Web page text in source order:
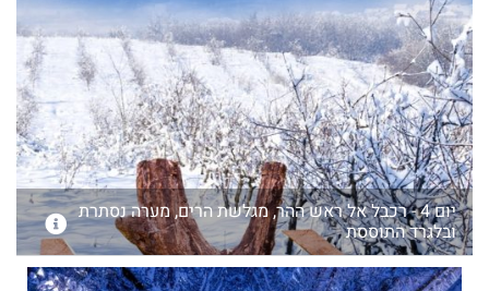
יום 4 - רכבל אל ראש ההר, מגלשת הרים, מערה נסתרת
ובלגרד התוססת